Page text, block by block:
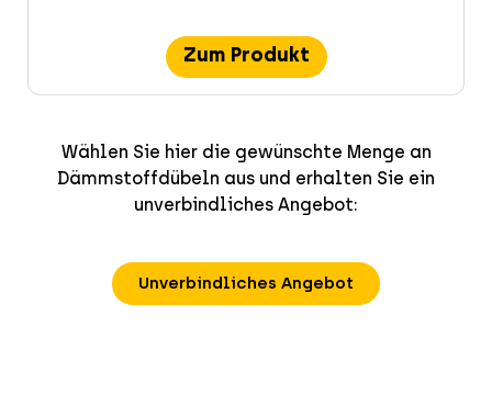
Zum Produkt
Wählen Sie hier die gewünschte Menge an
Dämmstoffdübeln aus und erhalten Sie ein
unverbindliches Angebot:
Unverbindliches Angebot